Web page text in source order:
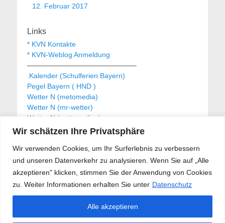
Wir schätzen Ihre Privatsphäre
Wir verwenden Cookies, um Ihr Surferlebnis zu verbessern
und unseren Datenverkehr zu analysieren. Wenn Sie auf „Alle
akzeptieren" klicken, stimmen Sie der Anwendung von Cookies
zu. Weiter Informationen erhalten Sie unter Datenschutz
Alle akzeptieren
Beitrag:
12. Februar 2017
Links
* KVN Kontakte
* KVN-Weblog Anmeldung
———————————————–
.Kalender (Schulferien Bayern)
Pegel Bayern ( HND )
Wetter N (metomedia)
Wetter N (mr-wetter)
Wetter N (wetteronline)
KVN Newsletter
Your email: